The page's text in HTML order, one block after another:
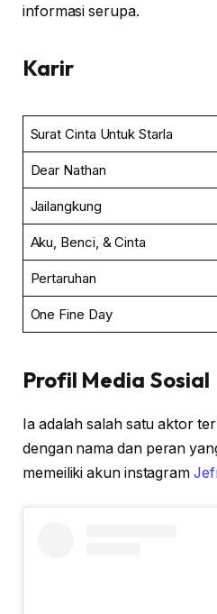
informasi serupa.
Karir
Surat Cinta Untuk Starla
Dear Nathan
Jailangkung
Aku, Benci, & Cinta
Pertaruhan
One Fine Day
Profil Media Sosial
Ia adalah salah satu aktor
dengan nama dan peran
memeiliki akun instagram